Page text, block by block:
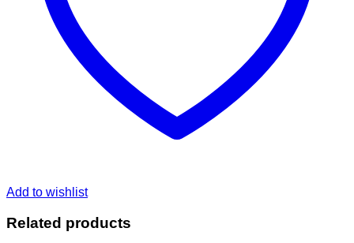
Add to wishlist
Related products